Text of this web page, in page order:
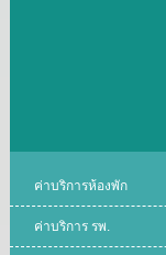
ค่าบริการห้องพัก
ค่าบริการ รพ.